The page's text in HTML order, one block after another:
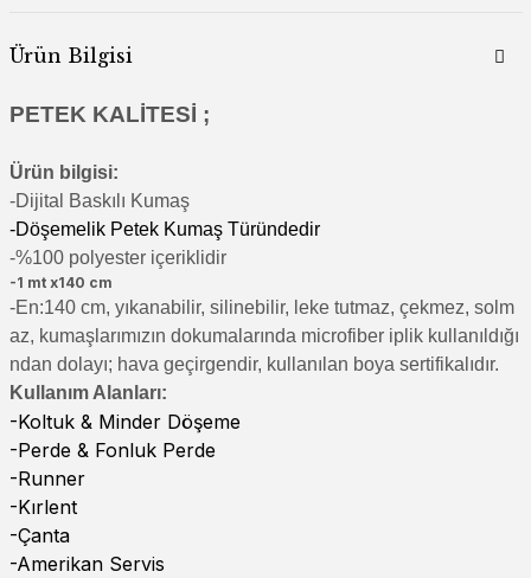
Ürün Bilgisi
PETEK KALİTESİ ;
Ürün bilgisi:
-Dijital Baskılı Kumaş
-Döşemelik Petek Kumaş Türündedir
-%100 polyester içeriklidir
-1 mt x140 cm
-En:140 cm, yıkanabilir, silinebilir, leke tutmaz, çekmez, solm
az, kumaşlarımızın dokumalarında microfiber iplik kullanıldığı
ndan dolayı; hava geçirgendir, kullanılan boya sertifikalıdır.
Kullanım Alanları:
-Koltuk & Minder Döşeme
-Perde & Fonluk Perde
-Runner
-Kırlent
-Çanta
-Amerikan Servis